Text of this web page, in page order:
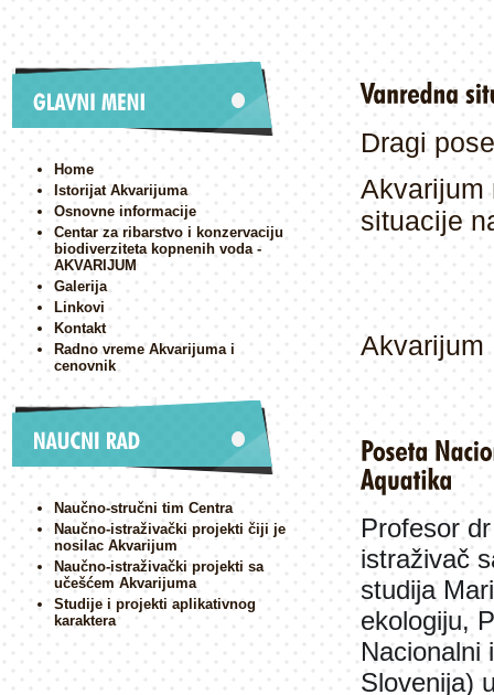
Home
Istorijat Akvarijuma
Osnovne informacije
Centar za ribarstvo i konzervaciju
biodiverziteta kopnenih voda -
AKVARIJUM
Galerija
Linkovi
Kontakt
Radno vreme Akvarijuma i
cenovnik
Naučno-stručni tim Centra
Naučno-istraživački projekti čiji je
nosilac Akvarijum
Naučno-istraživački projekti sa
učešćem Akvarijuma
Studije i projekti aplikativnog
karaktera
Dragi
Akvarijum
situacije
Akvarijum
Profesor
istraživač
studija
ekologiju,
Nacionalni
Slovenija)